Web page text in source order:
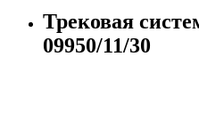
Трековая
09950/11/30